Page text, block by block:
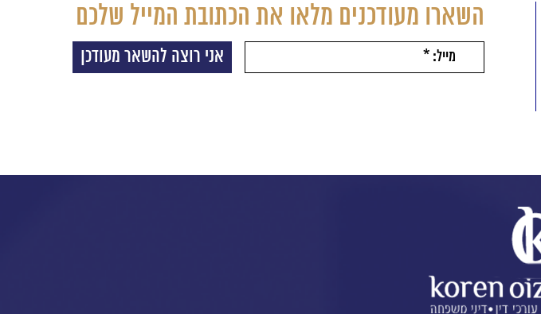
השארו מעודכנים מלאו את הכתובת המייל שלכם